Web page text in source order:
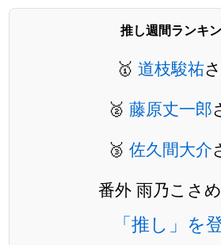
推し週間ランキ
🥇 道枝駿祐
🥈 藤原丈一郎
🥉 佐久間大介
番外 雨乃こさ
「推し」を